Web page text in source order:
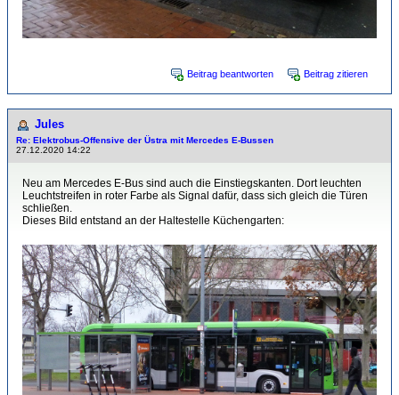
Beitrag beantworten Beitrag zitieren
Jules
Re: Elektrobus-Offensive der Üstra mit Mercedes E-Bussen
27.12.2020 14:22
Neu am Mercedes E-Bus sind auch die Einstiegskanten. Dort leuchten
Leuchtstreifen in roter Farbe als Signal dafür, dass sich gleich die Türen
schließen.
Dieses Bild entstand an der Haltestelle Küchengarten: